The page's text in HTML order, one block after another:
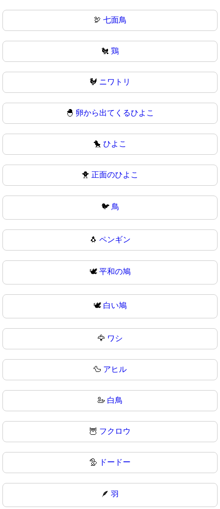
🦃 七面鳥
🐔 鶏
🐓 ニワトリ
🐣 卵から出てくるひよこ
🐤 ひよこ
🐥 正面のひよこ
🐦 鳥
🐧 ペンギン
🕊️ 平和の鳩
🕊 白い鳩
🦅 ワシ
🦆 アヒル
🦢 白鳥
🦉 フクロウ
🦤 ドードー
🪶 羽